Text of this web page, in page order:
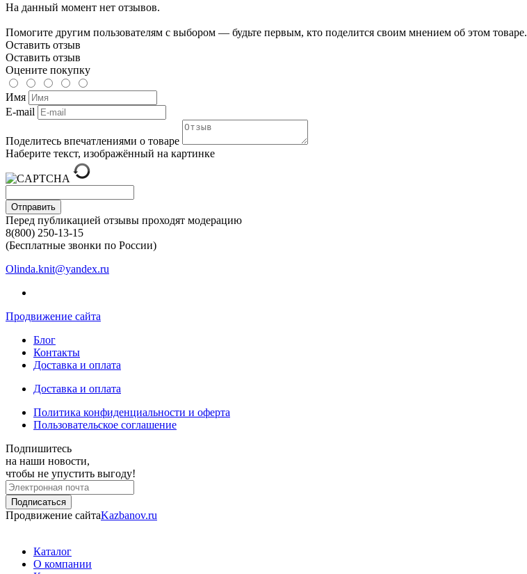
На данный момент нет отзывов.
Помогите другим пользователям с выбором — будьте первым, кто поделится своим мнением об этом товаре.
Оставить отзыв
Оставить отзыв
Оцените покупку
Имя
E-mail
Поделитесь впечатлениями о товаре
Наберите текст, изображённый на картинке
Отправить
Перед публикацией отзывы проходят модерацию
8(800) 250-13-15
(Бесплатные звонки по России)
Olinda.knit@yandex.ru
Продвижение сайта
Блог
Контакты
Доставка и оплата
Доставка и оплата
Политика конфиденциальности и оферта
Пользовательское соглашение
Подпишитесь
на наши новости,
чтобы не упустить выгоду!
Продвижение сайтаKazbanov.ru
Каталог
О компании